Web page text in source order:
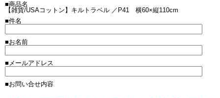
■商品名
【雑貨/USAコットン】キルトラベル ／P41 横60×縦110cm
■件名
■お名前
■メールアドレス
■お問い合せ内容